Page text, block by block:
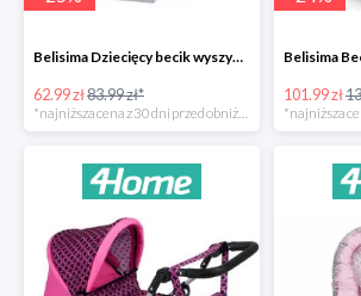
Belisima Dziecięcy becik wyszywany Gwiazdka -25%
62.99 zł83.99 zł* 101.99 zł